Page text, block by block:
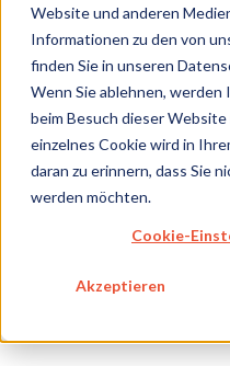
Website und anderen
Informationen zu den von
finden Sie in unseren
Wenn Sie ablehnen,
beim Besuch dieser
einzelnes Cookie wird in
daran zu erinnern, dass Sie
werden möchten.
Cookie-
Akzeptieren
HOME
KARRIERE